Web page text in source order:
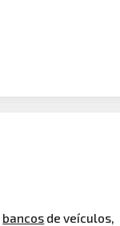
bancos de veículos,